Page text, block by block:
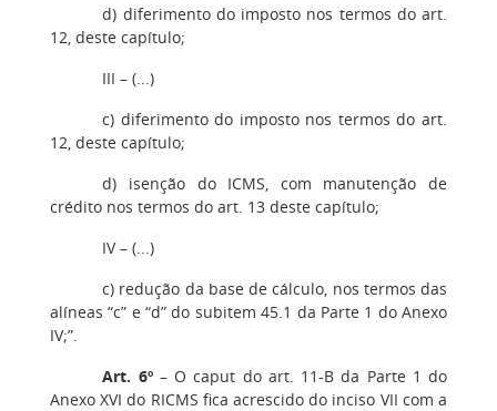
d) diferimento do imposto nos termos do art.
12, deste capítulo;
III – (...)
c) diferimento do imposto nos termos do art.
12, deste capítulo;
d) isenção do ICMS, com manutenção de
crédito nos termos do art. 13 deste capítulo;
IV – (...)
c) redução da base de cálculo, nos termos das
alíneas “c” e “d” do subitem 45.1 da Parte 1 do Anexo
IV;”.
Art. 6º– O caput do art. 11-B da Parte 1 do
Anexo XVI do RICMS fica acrescido do inciso VII com a